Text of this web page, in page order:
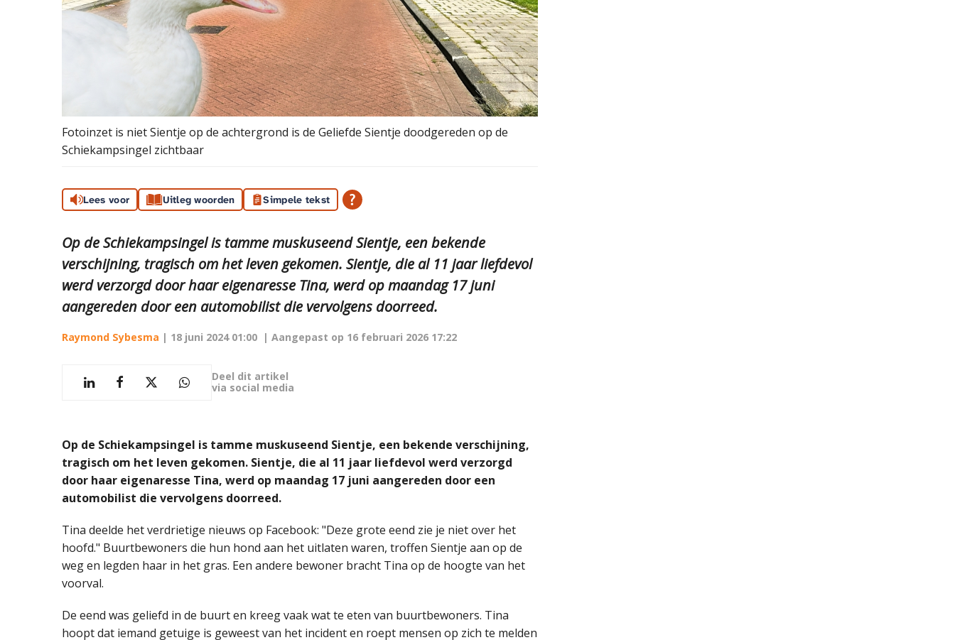
Fotoinzet is niet Sientje op de achtergrond is de Geliefde Sientje doodgereden op de
Schiekampsingel zichtbaar
Lees voor Uitleg woorden Simpele tekst
Op de Schiekampsingel is tamme muskuseend Sientje, een bekende
verschijning, tragisch om het leven gekomen. Sientje, die al 11 jaar liefdevol
werd verzorgd door haar eigenaresse Tina, werd op maandag 17 juni
aangereden door een automobilist die vervolgens doorreed.
Raymond Sybesma | 18 juni 2024 01:00 | Aangepast op 16 februari 2026 17:22
Deel dit artikel
via social media
Op de Schiekampsingel is tamme muskuseend Sientje, een bekende verschijning,
tragisch om het leven gekomen. Sientje, die al 11 jaar liefdevol werd verzorgd
door haar eigenaresse Tina, werd op maandag 17 juni aangereden door een
automobilist die vervolgens doorreed.
Tina deelde het verdrietige nieuws op Facebook: "Deze grote eend zie je niet over het
hoofd." Buurtbewoners die hun hond aan het uitlaten waren, troffen Sientje aan op de
weg en legden haar in het gras. Een andere bewoner bracht Tina op de hoogte van het
voorval.
De eend was geliefd in de buurt en kreeg vaak wat te eten van buurtbewoners. Tina
hoopt dat iemand getuige is geweest van het incident en roept mensen op zich te melden